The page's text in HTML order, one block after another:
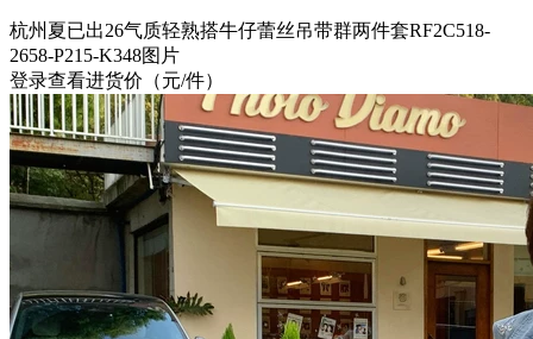
杭州 夏已出26气质轻熟搭牛仔蕾丝吊带群两件套RF2C518-
2658-P215-K348图片
登录查看进货价 （元/件）